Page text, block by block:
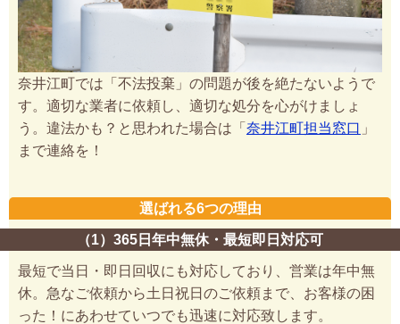
奈井江町では「不法投棄」の問題が後を絶たないようで
す。適切な業者に依頼し、適切な処分を心がけましょ
う。違法かも？と思われた場合は「 奈井江町担当窓口 」
まで連絡を！
選ばれる6つの理由
（1）365日年中無休・最短即日対応可
最短で当日・即日回収にも対応しており、営業は年中無
休。急なご依頼から土日祝日のご依頼まで、お客様の困
った！にあわせていつでも迅速に対応致します。